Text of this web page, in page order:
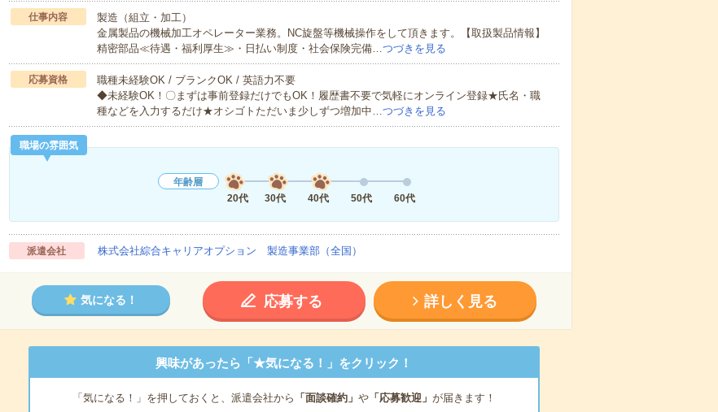
仕事内容
製造（組立・加工）
金属製品の機械加工オペレーター業務。NC旋盤等機械操作をして頂きます。【取扱製品情報】
精密部品≪待遇・福利厚生≫・日払い制度・社会保険完備…つづきを見る
応募資格
職種未経験OK / ブランクOK / 英語力不要
◆未経験OK！〇まずは事前登録だけでもOK！履歴書不要で気軽にオンライン登録★氏名・職
種などを入力するだけ★オシゴトただいま少しずつ増加中…つづきを見る
職場の雰囲気
年齢層
20代
30代 40代 50代 60代
派遣会社 株式会社綜合キャリアオプション 製造事業部（全国）
気になる！ 応募する 詳しく見る
興味があったら「★気になる！」をクリック！
「気になる！」を押しておくと、派遣会社から 「面談確約」 や「応募歓迎」 が届きます！